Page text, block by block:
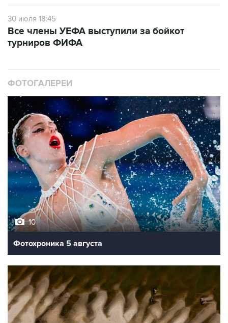
30 июля 18:45
Все члены УЕФА выступили за бойкот
турниров ФИФА
ФОТОГАЛЕРЕИ
10
Фотохроника 5 августа